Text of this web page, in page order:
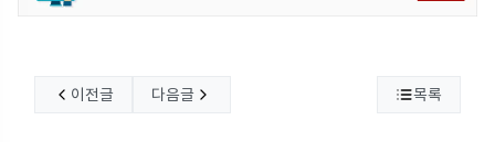
로써 국내에서도 전국 화학공학 공정설계 경진대회 후
이전글 다음글 목록